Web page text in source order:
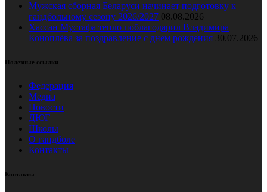
Мужская сборная Беларуси начинает подготовку к
гандбольному сезону 2026/2027 08.08.2026
Хассан Мустафа тепло поблагодарил Владимира
Коноплёва за поздравление с днем рождения 30.07.2026
Полезные ссылки
Федерация
Медиа
Новости
ДЮГ
Школы
О гандболе
Контакты
Контакты